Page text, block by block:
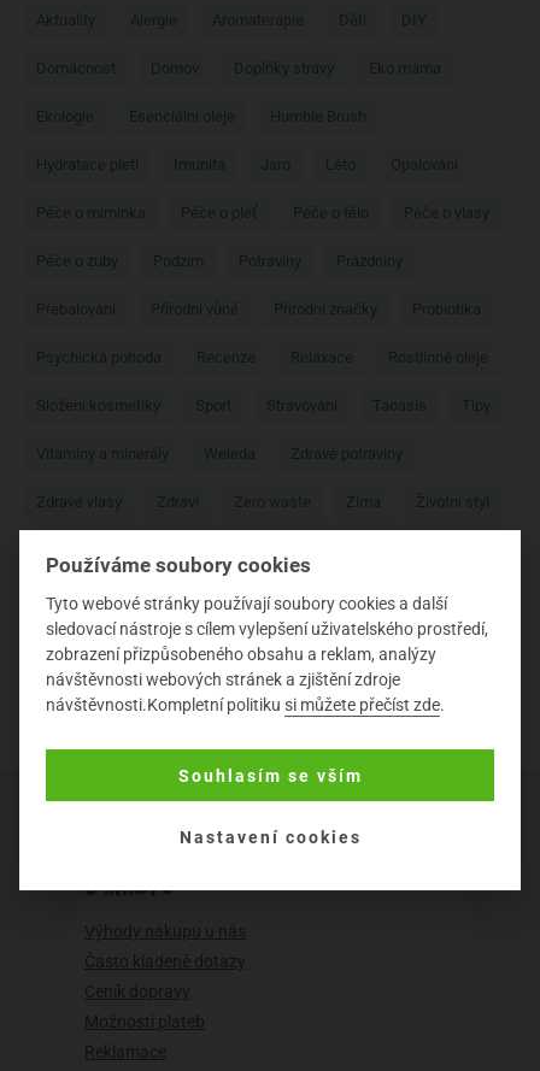
Aktuality Alergie Aromaterapie Děti DIY
Domácnost Domov Doplňky stravy Eko máma
Ekologie Esenciální oleje Humble Brush
Hydratace pleti Imunita Jaro Léto Opalování
Péče o miminka Péče o pleť Péče o tělo Péče o vlasy
Péče o zuby Podzim Potraviny Prázdniny
Přebalování Přírodní vůně Přírodní značky Probiotika
Psychická pohoda Recenze Relaxace Rostlinné oleje
Složení kosmetiky Sport Stravování Taoasis Tipy
Vitaminy a minerály Weleda Zdravé potraviny
Zdravé vlasy Zdraví Zero waste Zima Životní styl
O NÁKUPU
Výhody nákupu u nás
Často kladené dotazy
Ceník dopravy
Možnosti plateb
Reklamace
Používáme soubory cookies
Tyto webové stránky používají soubory cookies a další
sledovací nástroje s cílem vylepšení uživatelského prostředí,
zobrazení přizpůsobeného obsahu a reklam, analýzy
návštěvnosti webových stránek a zjištění zdroje
návštěvnosti.Kompletní politikusi můžete přečíst zde.
Souhlasím se vším
Nastavení cookies